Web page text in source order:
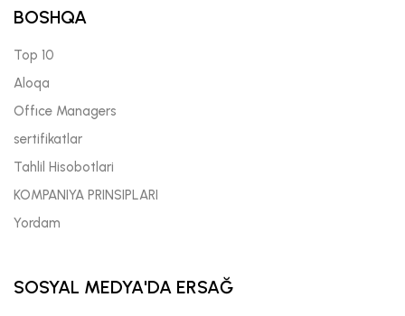
BOSHQA
Top 10
Aloqa
Offıce Managers
sertifikatlar
Tahlil Hisobotlari
KOMPANIYA PRINSIPLARI
Yordam
SOSYAL MEDYA'DA ERSAĞ